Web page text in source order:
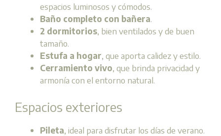
espacios luminosos y cómodos.
Baño completo con bañera.
2 dormitorios, bien ventilados y de buen
tamaño.
Estufa a hogar, que aporta calidez y estilo.
Cerramiento vivo, que brinda privacidad y
armonía con el entorno natural.
Espacios exteriores
Pileta, ideal para disfrutar los días de verano.